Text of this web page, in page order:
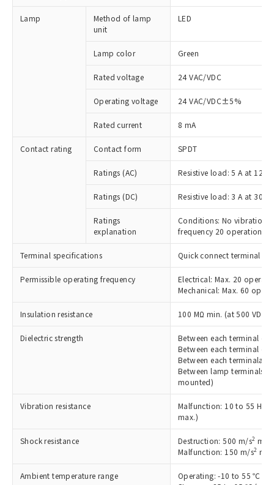
Lamp
Method of lamp
unit
LED
Lamp color Green
Rated voltage 24 VAC/VDC
Operating voltage 24 VAC/VDC±5%
Rated current 8 mA
Contact rating Contact form SPDT
Ratings (AC) Resistive load: 5 A at 125
Ratings (DC) Resistive load: 3 A at 30
Ratings
explanation
Conditions: No vibration
frequency 20 operations/
Terminal specifications Quick connect terminal
Permissible operating frequency
Electrical: Max. 20
Mechanical: Max. 60
Insulation resistance 100 MΩ min. (at 500 VDC)
Dielectric strength
Between each terminal of
Between each terminal of
Between each
Between lamp terminals:
mounted)
Vibration resistance
Malfunction: 10 to 55 Hz,
max.)
Shock resistance Destruction: 500 m/s2
Malfunction: 150 m/s2
Ambient temperature range
Operating: -10 to 55 ℃
以下の条件をお読みいただき、同意のうえ
ご利用ください。
本サービスは、当社制御機器事業取扱
商品の当社在庫状況および標準価格
(税抜)を提供させていただくもので
す。
当社制御機器事業取扱商品の中には、
本サービスの対象外となる商品もある
ことをご了承ください。
在庫状況および標準価格照会結果は、
記載している更新日時点での社内デー
※1 対応状況
対応済み：EU RoHS指令（10物質）の
非含有に対応した製品が提供可能な商品で
対応予定：EU RoHS指令（10物質）の非含
商品です。
対応予定なし：EU RoHS指令（10物質）の
非含有に非対応の商品で、対応品を出す予
調査・確認中：EU RoHS指令（10物質）の
非含有の対応状況を調査中または確認中の
非該当品：ライセンス料など無形物で、有
害物質有無と関係のない商品です。
仕入先様の事情により、非含有部品として
いたものが、含有品と判明した場合などや
むを得ず変更することがあります。
*EU RoHS指令（10物質）：
基準値以下であることを示します。
「×」：最大均質材料含有率が中国RoHSの
基準値を超えていることを示します。
「－」：未確認です。当社販売部門へお問
当社は、これら貴社製品のうち、外国
為替および外国貿易法に定める商品
（以下｢規制貨物等」という）を輸出
または国外への提供する場合は、日本